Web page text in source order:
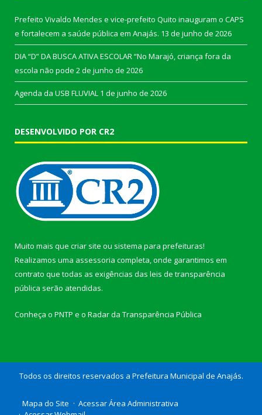
Prefeito Vivaldo Mendes e vice-prefeito Quito inauguram o CAPS
e fortalecem a saúde pública em Anajás. 13 de junho de 2026
DIA “D” DA BUSCA ATIVA ESCOLAR “No Marajó, criança fora da
escola não pode 2 de junho de 2026
Agenda da USB FLUVIAL 1 de junho de 2026
DESENVOLVIDO POR CR2
Muito mais que criar site ou sistema para prefeituras!
Realizamos uma assessoria completa, onde garantimos em
contrato que todas as exigências das leis de transparência
pública serão atendidas.
Conheça o PNTP e o Radar da Transparência Pública
Todos os direitos reservados a Prefeitura Municipal de Anajás.
Mapa do Site
Acessar Área Administrativa